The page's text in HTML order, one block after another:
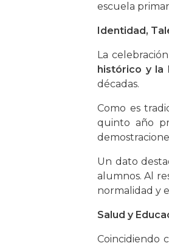
escuela
Identidad,
La
histórico y la
décadas.
Como es
quinto año
Un dato
alumnos. Al
normalidad y
Salud y
Coincidiendo